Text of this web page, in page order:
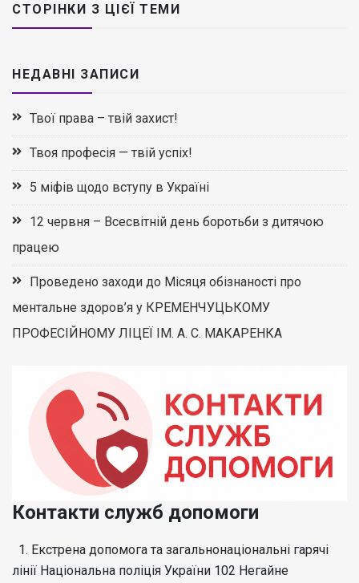
СТОРІНКИ З ЦІЄЇ ТЕМИ
НЕДАВНІ ЗАПИСИ
Твої права – твій захист!
Твоя професія — твій успіх!
5 міфів щодо вступу в Україні
12 червня – Всесвітній день боротьби з дитячою
працею
Проведено заходи до Місяця обізнаності про
ментальне здоров’я у КРЕМЕНЧУЦЬКОМУ
ПРОФЕСІЙНОМУ ЛІЦЕЇ ІМ. А. С. МАКАРЕНКА
Контакти служб допомоги
1. Екстрена допомога та загальнонаціональні гарячі
лінії Національна поліція України 102 Негайне